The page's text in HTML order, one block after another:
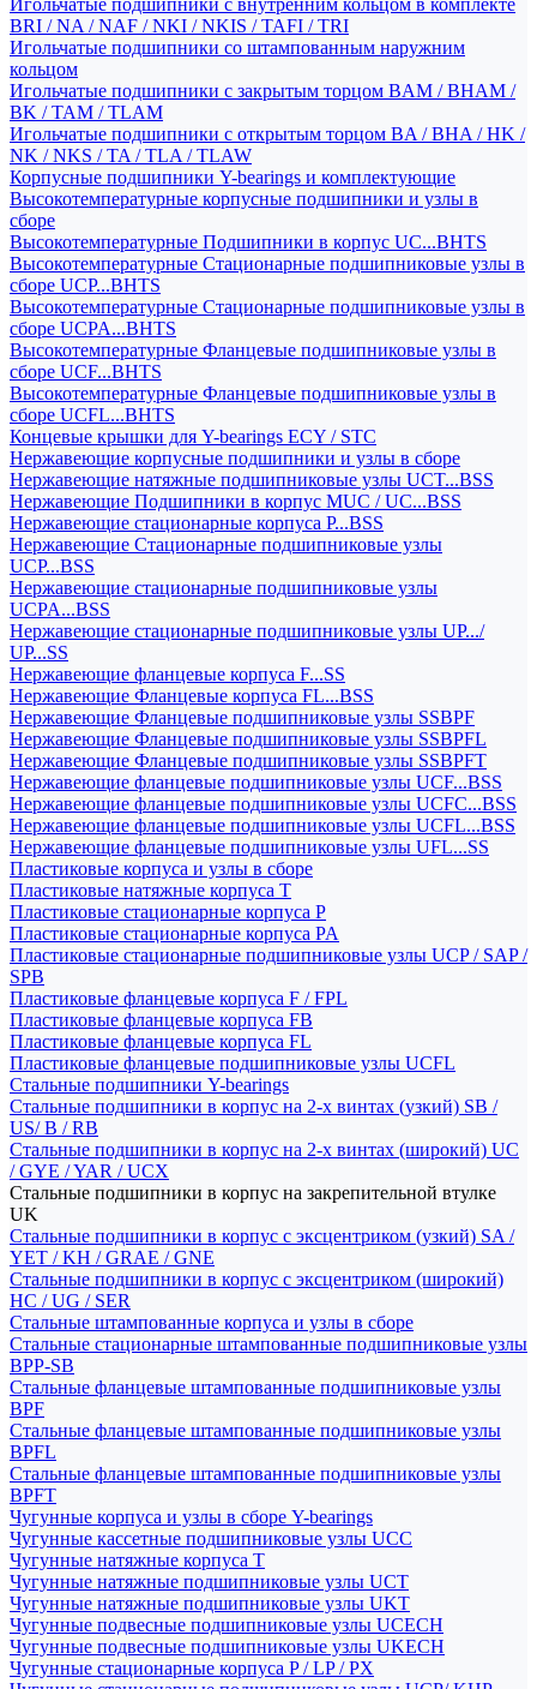
Игольчатые подшипники с внутренним кольцом в комплекте
BRI / NA / NAF / NKI / NKIS / TAFI / TRI
Игольчатые подшипники со штампованным наружним
кольцом
Игольчатые подшипники с закрытым торцом BAM / BHAM /
BK / TAM / TLAM
Игольчатые подшипники с открытым торцом BA / BHA / HK /
NK / NKS / TA / TLA / TLAW
Корпусные подшипники Y-bearings и комплектующие
Высокотемпературные корпусные подшипники и узлы в
сборе
Высокотемпературные Подшипники в корпус UC...BHTS
Высокотемпературные Стационарные подшипниковые узлы в
сборе UCP...BHTS
Высокотемпературные Стационарные подшипниковые узлы в
сборе UCPA...BHTS
Высокотемпературные Фланцевые подшипниковые узлы в
сборе UCF...BHTS
Высокотемпературные Фланцевые подшипниковые узлы в
сборе UCFL...BHTS
Концевые крышки для Y-bearings ECY / STC
Нержавеющие корпусные подшипники и узлы в сборе
Нержавеющие натяжные подшипниковые узлы UCT...BSS
Нержавеющие Подшипники в корпус MUC / UC...BSS
Нержавеющие стационарные корпуса P...BSS
Нержавеющие Стационарные подшипниковые узлы
UCP...BSS
Нержавеющие стационарные подшипниковые узлы
UCPA...BSS
Нержавеющие стационарные подшипниковые узлы UP.../
UP...SS
Нержавеющие фланцевые корпуса F...SS
Нержавеющие Фланцевые корпуса FL...BSS
Нержавеющие Фланцевые подшипниковые узлы SSBPF
Нержавеющие Фланцевые подшипниковые узлы SSBPFL
Нержавеющие Фланцевые подшипниковые узлы SSBPFT
Нержавеющие фланцевые подшипниковые узлы UCF...BSS
Нержавеющие фланцевые подшипниковые узлы UCFC...BSS
Нержавеющие фланцевые подшипниковые узлы UCFL...BSS
Нержавеющие фланцевые подшипниковые узлы UFL...SS
Пластиковые корпуса и узлы в сборе
Пластиковые натяжные корпуса T
Пластиковые стационарные корпуса P
Пластиковые стационарные корпуса PA
Пластиковые стационарные подшипниковые узлы UCP / SAP /
SPB
Пластиковые фланцевые корпуса F / FPL
Пластиковые фланцевые корпуса FB
Пластиковые фланцевые корпуса FL
Пластиковые фланцевые подшипниковые узлы UCFL
Стальные подшипники Y-bearings
Стальные подшипники в корпус на 2-х винтах (узкий) SB /
US/ B / RB
Стальные подшипники в корпус на 2-х винтах (широкий) UC
/ GYE / YAR / UCX
Стальные подшипники в корпус на закрепительной втулке
UK
Стальные подшипники в корпус с эксцентриком (узкий) SA /
YET / KH / GRAE / GNE
Стальные подшипники в корпус с эксцентриком (широкий)
HC / UG / SER
Стальные штампованные корпуса и узлы в сборе
Стальные стационарные штампованные подшипниковые узлы
BPP-SB
Стальные фланцевые штампованные подшипниковые узлы
BPF
Стальные фланцевые штампованные подшипниковые узлы
BPFL
Стальные фланцевые штампованные подшипниковые узлы
BPFT
Чугунные корпуса и узлы в сборе Y-bearings
Чугунные кассетные подшипниковые узлы UCC
Чугунные натяжные корпуса T
Чугунные натяжные подшипниковые узлы UCT
Чугунные натяжные подшипниковые узлы UKT
Чугунные подвесные подшипниковые узлы UCECH
Чугунные подвесные подшипниковые узлы UKECH
Чугунные стационарные корпуса P / LP / PX